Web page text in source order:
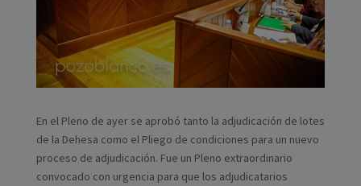
En el Pleno de ayer se aprobó tanto la adjudicación de lotes
de la Dehesa como el Pliego de condiciones para un nuevo
proceso de adjudicación. Fue un Pleno extraordinario
convocado con urgencia para que los adjudicatarios